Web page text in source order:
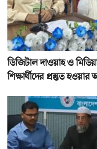
ডিজিটাল দাওয়াহ ও
শিক্ষার্থীদের প্রস্তুত হওয়ার